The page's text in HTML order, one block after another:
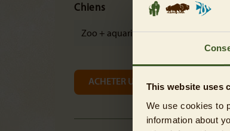
This website uses
We use cookies to
information about
Chiens
Zoo + aquarium
ACHETER UN BILLET MAINTENANT